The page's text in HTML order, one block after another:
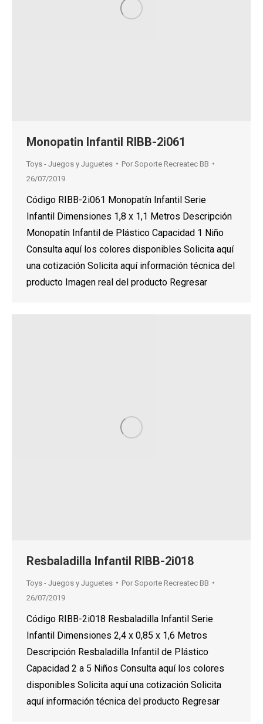
Monopatin Infantil RIBB-2i061
Toys - Juegos y Juguetes Por Soporte Recreatec BB
26/07/2019
Código RIBB-2i061 Monopatín Infantil Serie
Infantil Dimensiones 1,8 x 1,1 Metros Descripción
Monopatín Infantil de Plástico Capacidad 1 Niño
Consulta aquí los colores disponibles Solicita aquí
una cotización Solicita aquí información técnica del
producto Imagen real del producto Regresar
Resbaladilla Infantil RIBB-2i018
Toys - Juegos y Juguetes Por Soporte Recreatec BB
26/07/2019
Código RIBB-2i018 Resbaladilla Infantil Serie
Infantil Dimensiones 2,4 x 0,85 x 1,6 Metros
Descripción Resbaladilla Infantil de Plástico
Capacidad 2 a 5 Niños Consulta aquí los colores
disponibles Solicita aquí una cotización Solicita
aquí información técnica del producto Regresar